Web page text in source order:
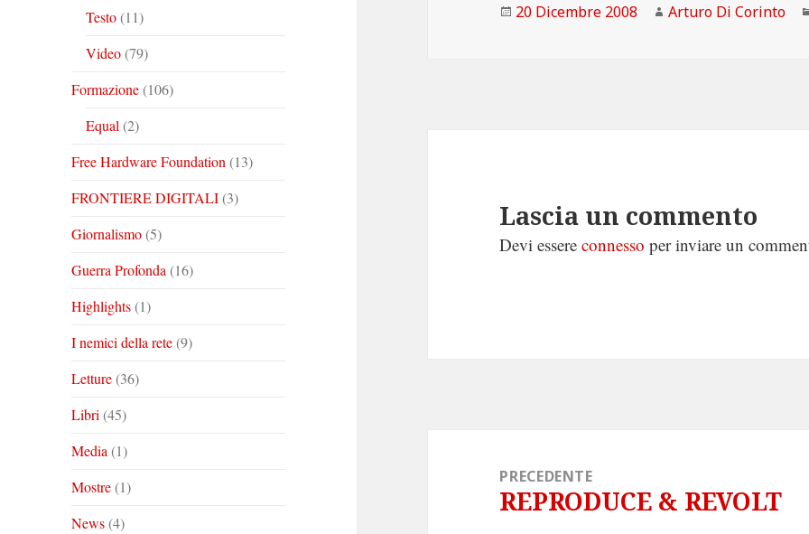
Testo(11)
Video(79)
Formazione(106)
Equal (2)
Free Hardware Foundation (13)
FRONTIERE DIGITALI(3)
Giornalismo(5)
Guerra Profonda (16)
Highlights(1)
I nemici della rete(9)
Letture(36)
Libri (45)
Media (1)
Mostre(1)
News(4)
Scritto
20 Dicembre 2008 Autore
Arturo Di Corinto
Lascia un commento
Devi essereconnesso per inviare un
PRECEDENTE
Articolo
REPRODUCE & REVOLT